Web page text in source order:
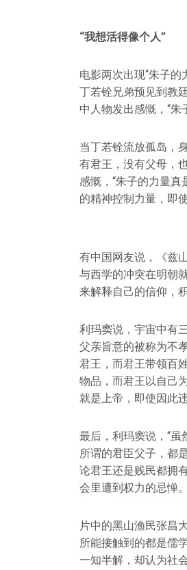
“我想活得像个人”
电影两次出现“朱子的
丁若铨兄弟预见到教
中人物发出感慨，“朱
当丁若铨流放孤岛，
有君王，没有父母，
感慨，“朱子的力量
的精神控制力量，即
有中国网友说，《兹
与西学的冲突在明朝
来解释自己的信仰，
利玛窦说，宇宙中有
父亲旨意的被称为不
君王，而君王带领百
物品，而君王以自己
就是上帝，即使因此
最后，利玛窦说，“
所谓的君臣父子，都
论君王还是贱民都拥
会里遭到权力的忌惮。
片中的黑山渔民张昌
所能接触到的都是儒
一知半解，却认为社